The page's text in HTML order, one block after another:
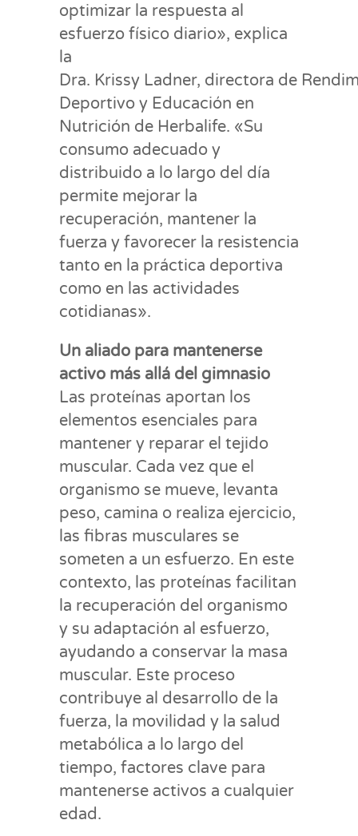
optimizar la respuesta al
esfuerzo físico diario», explica
la
Dra. Krissy Ladner, directora de
Deportivo y Educación en
Nutrición de Herbalife. «Su
consumo adecuado y
distribuido a lo largo del día
permite mejorar la
recuperación, mantener la
fuerza y favorecer la resistencia
tanto en la práctica deportiva
como en las actividades
cotidianas».
Un aliado para mantenerse
activo más allá del gimnasio
Las proteínas aportan los
elementos esenciales para
mantener y reparar el tejido
muscular. Cada vez que el
organismo se mueve, levanta
peso, camina o realiza ejercicio,
las fibras musculares se
someten a un esfuerzo. En este
contexto, las proteínas facilitan
la recuperación del organismo
y su adaptación al esfuerzo,
ayudando a conservar la masa
muscular. Este proceso
contribuye al desarrollo de la
fuerza, la movilidad y la salud
metabólica a lo largo del
tiempo, factores clave para
mantenerse activos a cualquier
edad.